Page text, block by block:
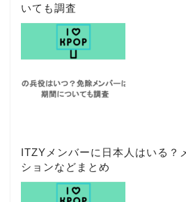
いても調査
ITZYメンバーに日本人はいる？
ションなどまとめ